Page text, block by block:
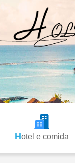
Hotel e comida